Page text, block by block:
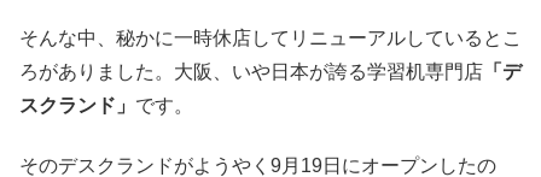
そんな中、秘かに一時休店してリニューアルしているとこ
ろがありました。大阪、いや日本が誇る学習机専門店 「デ
スクランド」 です。
そのデスクランドがようやく9月19日にオープンしたの